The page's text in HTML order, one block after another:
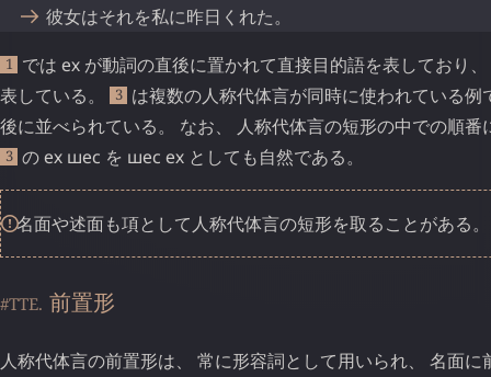
彼女はそれを私に昨日くれた。
1 では ех が動詞の直後に置かれて直接目的語を表しており、
表している。
3 は複数の人称代体言が同時に使われている例
後に並べられている。 なお、 人称代体言の短形の中での順
3 のех шес を шес ех としても自然である。
名面や述面も項として人称代体言の短形を取ることがある。
#TTE. 前置形
人称代体言の前置形は、 常に形容詞として用いられ、 名面